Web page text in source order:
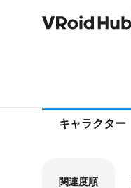
キャラクター
関連度順